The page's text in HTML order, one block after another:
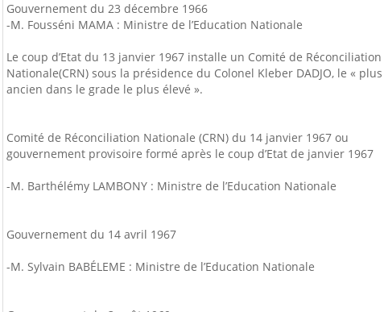
Gouvernement du 23 décembre 1966
-M. Fousséni MAMA : Ministre de l’Education Nationale
Le coup d’Etat du 13 janvier 1967 installe un Comité de Réconciliation
Nationale(CRN) sous la présidence du Colonel Kleber DADJO, le « plus
ancien dans le grade le plus élevé ».
Comité de Réconciliation Nationale (CRN) du 14 janvier 1967 ou
gouvernement provisoire formé après le coup d’Etat de janvier 1967
-M. Barthélémy LAMBONY : Ministre de l’Education Nationale
Gouvernement du 14 avril 1967
-M. Sylvain BABÉLEME : Ministre de l’Education Nationale